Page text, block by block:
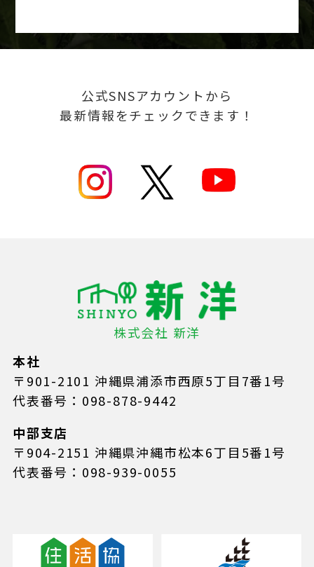
公式SNSアカウントから
最新情報をチェックできます！
株式会社 新洋
本社
〒901-2101 沖縄県浦添市西原5丁目7番1号
代表番号：098-878-9442
中部支店
〒904-2151 沖縄県沖縄市松本6丁目5番1号
代表番号：098-939-0055